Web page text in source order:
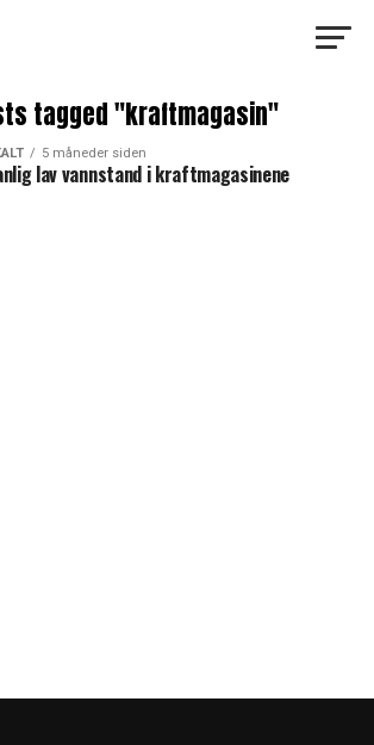
tagged "kraftmagasin"
5 måneder siden
lav vannstand i kraftmagasinene